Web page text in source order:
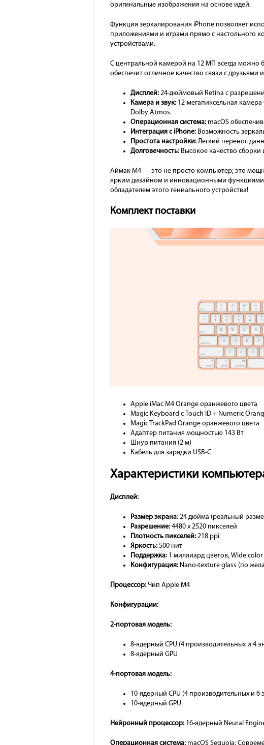
оригинальные изображения на основе идей.
Функция зеркалирования iPhone позволяет
приложениями и играми прямо с настольного
устройствами.
С центральной камерой на 12 МП всегда можно
обеспечит отличное качество связи с
Дисплей: 24-дюймовый Retina с
Камера и звук: 12-мегапиксельная
Dolby Atmos.
Операционная система: macOS
Интеграция с iPhone: Возможность
Простота настройки: Легкий перенос
Долговечность: Высокое качество
Аймак М4 — это не просто компьютер; это
ярким дизайном и инновационными функциями
обладателем этого гениального устройства!
Комплект поставки
Apple iMac M4 Orange оранжевого цвета
Magic Keyboard с Touch ID + Numeric
Magic TrackPad Orange оранжевого цвета
Адаптер питания мощностью 143 Вт
Шнур питания (2 м)
Кабель для зарядки USB-C
Характеристики
Дисплей:
Размер экрана: 24 дюйма (реальный
Разрешение: 4480 x 2520 пикселей
Плотность пикселей: 218 ppi
Яркость: 500 нит
Поддержка: 1 миллиард цветов, Wide color
Конфигурация: Nano-texture glass (по
Процессор: Чип Apple M4
Конфигурации:
2-портовая модель:
8-ядерный CPU (4 производительных и 4
8-ядерный GPU
4-портовая модель:
10-ядерный CPU (4 производительных и 6
10-ядерный GPU
Нейронный процессор: 16-ядерный Neural
Операционная система: macOS Sequoia: